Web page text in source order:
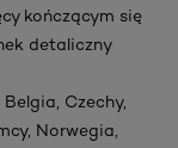
kończącym się
detaliczny
Czechy,
Norwegia,